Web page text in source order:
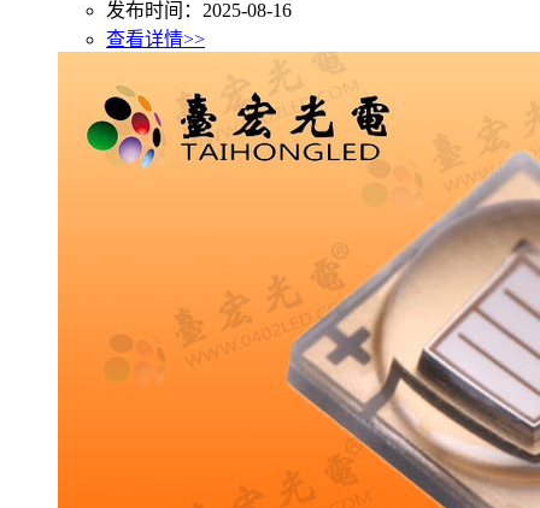
发布时间：2025-08-16
查看详情>>